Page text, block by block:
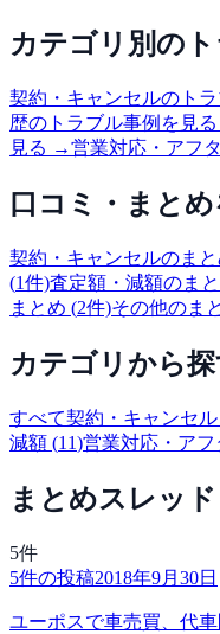
カテゴリ別の
契約・キャンセルのト
歴のトラブル事例を見
見る →営業対応・アフ
口コミ・まと
契約・キャンセルのま
(1件)査定額・減額のま
まとめ (2件)その他のま
カテゴリから
すべて契約・キャンセル
減額 (11)営業対応・アフ
まとめスレッド
5件
5件の投稿2018年9月30日
ユーポスで車売買、代